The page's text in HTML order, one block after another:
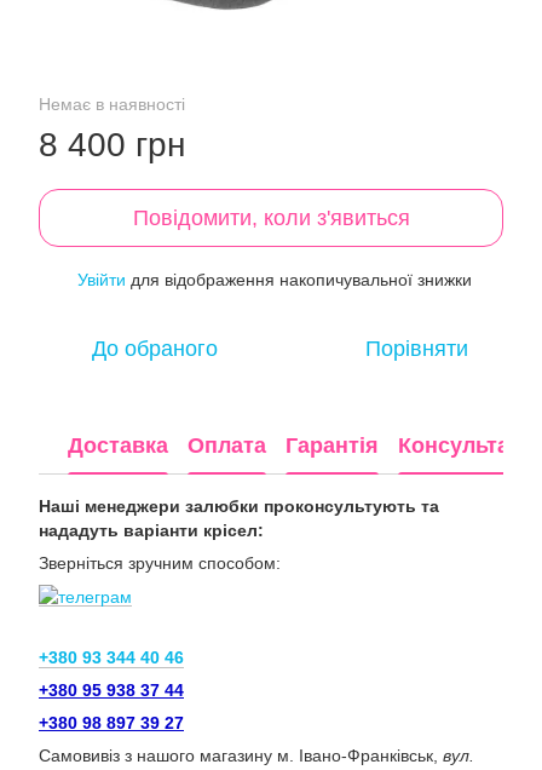
Немає в наявності
8 400 грн
Повідомити, коли з'явиться
Увійти для відображення накопичувальної знижки
До обраного Порівняти
Доставка Оплата Гарантія Консультація
Наші менеджери залюбки проконсультують та
нададуть варіанти крісел:
Зверніться зручним способом:
+380 93 344 40 46
+380 95 938 37 44
+380 98 897 39 27
Самовивіз з нашого магазину м. Івано-Франківськ, вул.